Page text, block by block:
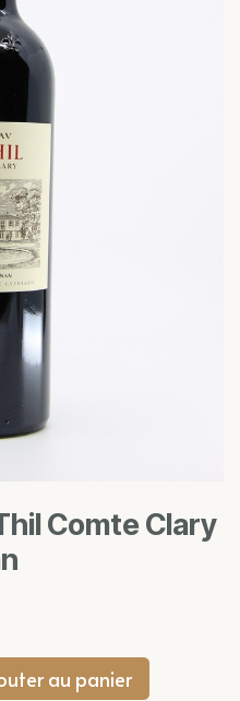
Comte Clary
au panier